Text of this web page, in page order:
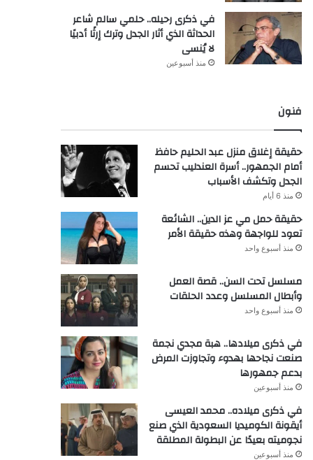
في ذكرى رحيله.. حلمي سالم شاعر
الحداثة الذي أثار الجدل وترك إرثًا أدبيًا
لا يُنسى
منذ أسبوعين
فنون
حقيقة إغلاق منزل عبد الحليم حافظ
أمام الجمهور.. أسرة العندليب تحسم
الجدل وتكشف الأسباب
منذ 6 أيام
حقيقة حمل مي عز الدين.. الشائعة
تعود للواجهة وهذه حقيقة الأمر
منذ أسبوع واحد
مسلسل تحت السن.. قصة العمل
وأبطال المسلسل وعدد الحلقات
منذ أسبوع واحد
في ذكرى ميلادها.. هبة مجدي نجمة
صنعت نجاحها بهدوء وتجاوزت المرض
بدعم جمهورها
منذ أسبوعين
في ذكرى ميلاده.. محمد العيسى
أيقونة الكوميديا السعودية الذي صنع
نجوميته بعيدًا عن البطولة المطلقة
منذ أسبوعين